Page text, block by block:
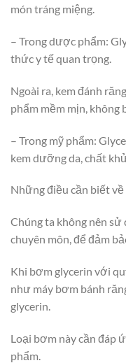
món tráng miệng.
– Trong dược phẩm:
thức y tế quan trọng.
Ngoài ra, kem đánh
phẩm mềm mịn, không
– Trong mỹ phẩm:
kem dưỡng da, chất
Những điều cần biết về
Chúng ta không nên
chuyên môn, để đảm
Khi bơm glycerin với
như máy bơm bánh
glycerin.
Loại bơm này cần đáp
phẩm.